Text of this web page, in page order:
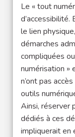
Le « tout
d’accessibilité.
le lien
démarches
compliquées
numérisation »
n’ont pas
outils
Ainsi, réserver
dédiés à ces
impliquerait en